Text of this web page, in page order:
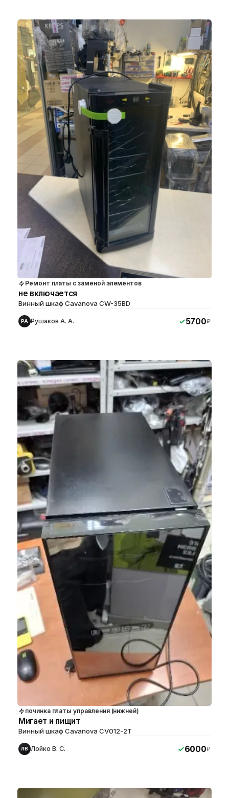
Ремонт платы с заменой элементов
не включается
Винный шкаф Cavanova CW-35BD
РА Рушаков А. А. 5700₽
починка платы управления (нижней)
Мигает и пищит
Винный шкаф Cavanova CV012-2T
ЛВ Лойко В. С. 6000₽